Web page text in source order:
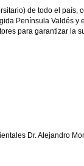
de todo el país,
Península Valdés y
para garantizar la
Dr. Alejandro